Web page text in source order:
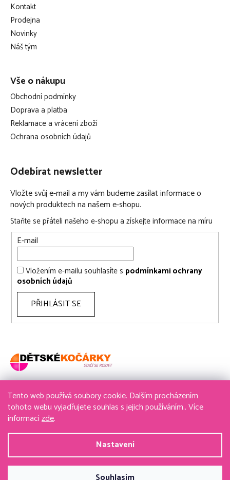
Tento web používá soubory cookie. Dalším procházením
tohoto webu vyjadřujete souhlas s jejich používáním.. Více
informacízde.
Nastavení
Kontakt
Prodejna
Novinky
Náš tým
Vše o nákupu
Obchodní podmínky
Doprava a platba
Reklamace a vrácení zboží
Ochrana osobních údajů
Odebírat newsletter
Vložte svůj e-mail a my vám budeme zasílat informace o
nových produktech na našem e-shopu.
Staňte se přáteli našeho e-shopu a získejte informace na míru
E-mail
Vložením e-mailu souhlasíte s podmínkami ochrany
osobních údajů
PŘIHLÁSIT SE
736 611 204
Vytvořil Shoptet&PekneWeby